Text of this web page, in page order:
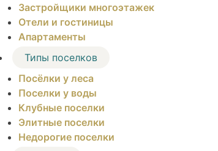
Застройщики многоэтажек
Отели и гостиницы
Апартаменты
Типы поселков
Посёлки у леса
Поселки у воды
Клубные поселки
Элитные поселки
Недорогие поселки